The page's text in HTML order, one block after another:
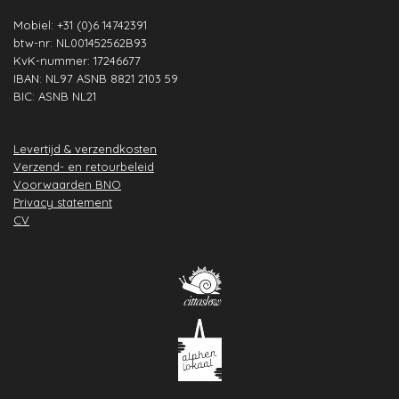
Mobiel: +31 (0)6 14742391
btw-nr: NL001452562B93
KvK-nummer: 17246677
IBAN: NL97 ASNB 8821 2103 59
BIC: ASNB NL21
Levertijd & verzendkosten
Verzend- en retourbeleid
Voorwaarden BNO
Privacy statement
CV